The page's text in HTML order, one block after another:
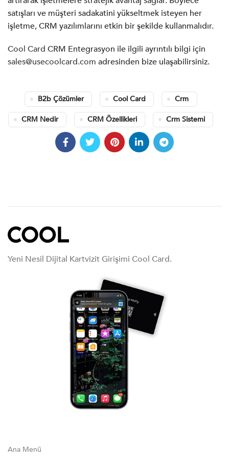
satışları ve müşteri sadakatini yükseltmek isteyen her
işletme, CRM yazılımlarını etkin bir şekilde kullanmalıdır.
Cool Card CRM Entegrasyon ile ilgili ayrıntılı bilgi için
sales@usecoolcard.com adresinden bize ulaşabilirsiniz.
B2b Çözümler Cool Card Crm
CRM Nedir CRM Özellikleri Crm Sistemi
Yeni Nesil Dijital Kartvizit Girişimi Cool Card.
Ana Menü